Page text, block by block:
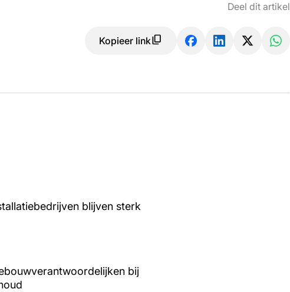
Deel dit artikel
Kopieer link
blijven sterk
bij